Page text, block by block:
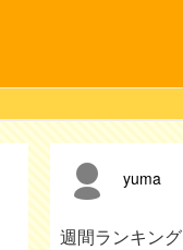
yuma
週間ランキング